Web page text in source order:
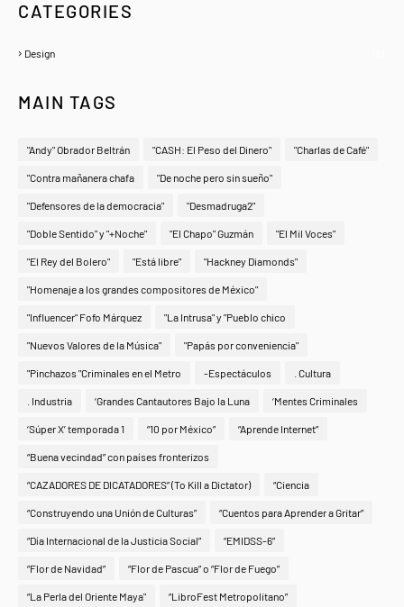
CATEGORIES
Design
MAIN TAGS
"Andy" Obrador Beltrán "CASH: El Peso del Dinero" "Charlas de Café"
"Contra mañanera chafa "De noche pero sin sueño"
"Defensores de la democracia" "Desmadruga2"
"Doble Sentido" y "+Noche" "El Chapo" Guzmán "El Mil Voces"
"El Rey del Bolero" "Está libre" "Hackney Diamonds"
"Homenaje a los grandes compositores de México"
"Influencer" Fofo Márquez "La Intrusa" y "Pueblo chico
"Nuevos Valores de la Música" "Papás por conveniencia"
"Pinchazos "Criminales en el Metro -Espectáculos . Cultura
. Industria ‘Grandes Cantautores Bajo la Luna ‘Mentes Criminales
‘Súper X’ temporada 1 “10 por México” “Aprende Internet”
“Buena vecindad” con países fronterizos
“CAZADORES DE DICATADORES” (To Kill a Dictator) “Ciencia
“Construyendo una Unión de Culturas” “Cuentos para Aprender a Gritar”
“Día Internacional de la Justicia Social” “EMIDSS-6”
“Flor de Navidad” “Flor de Pascua” o “Flor de Fuego”
“La Perla del Oriente Maya" “LibroFest Metropolitano”